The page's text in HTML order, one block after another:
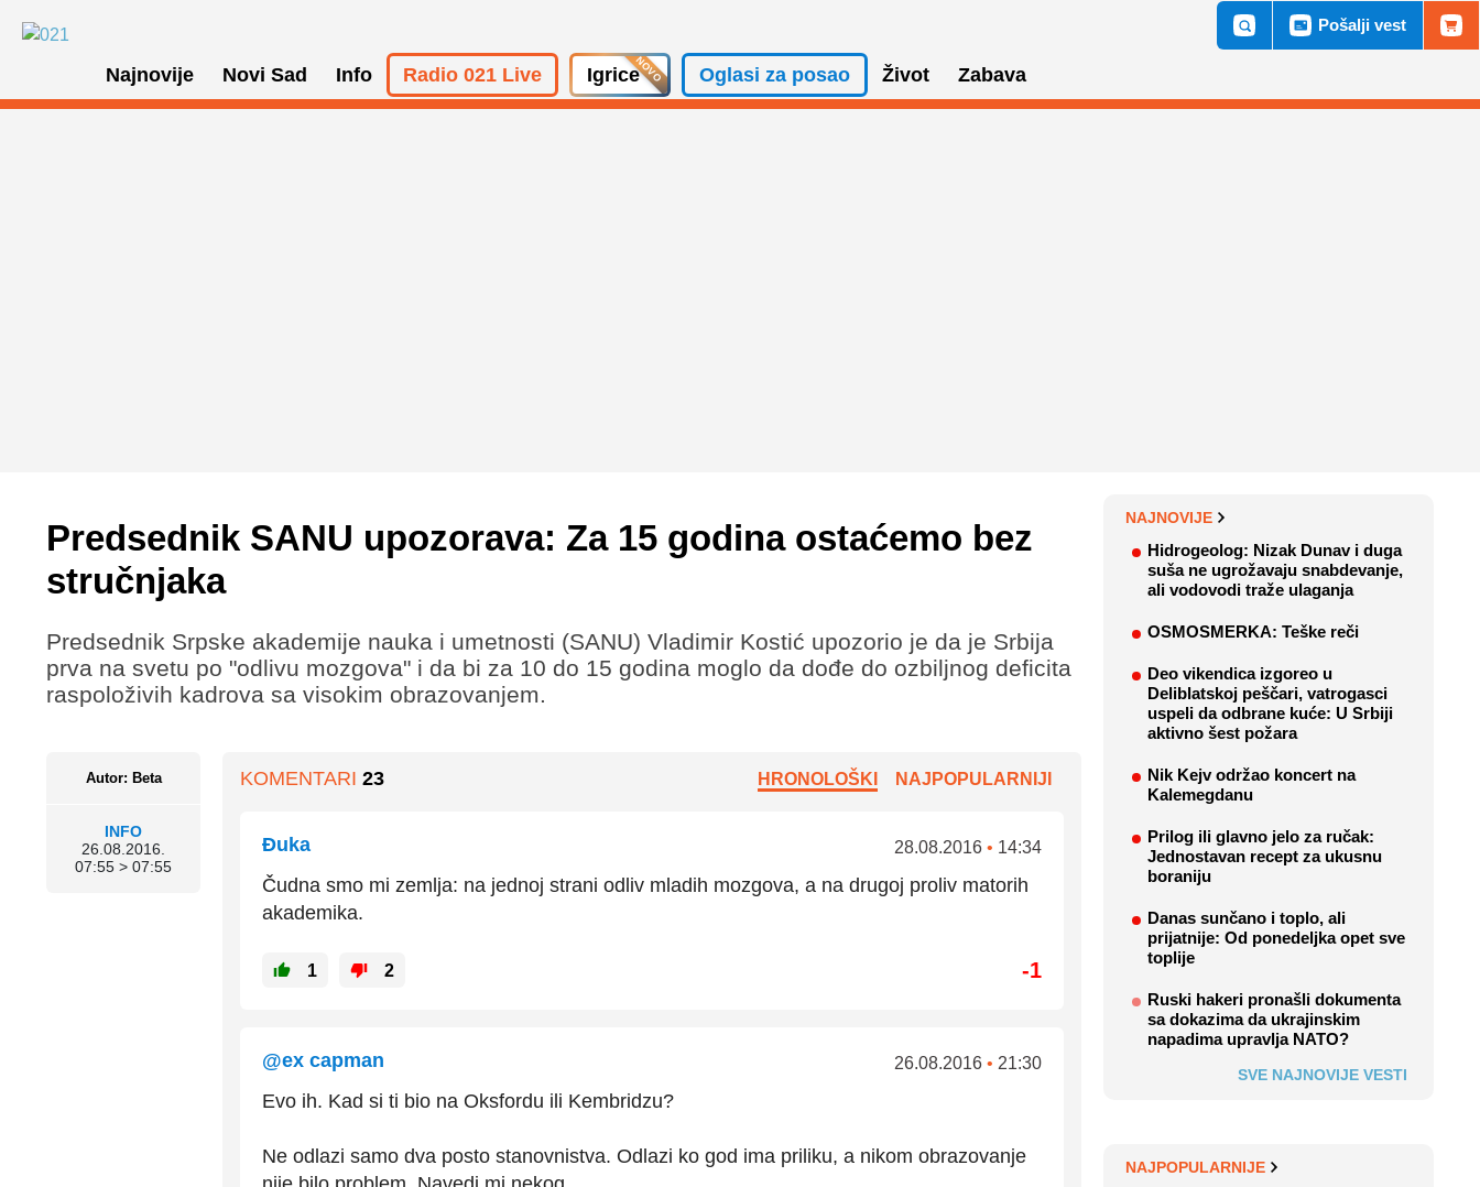
Najnovije Novi Sad Info Radio 021 Live Igrice Oglasi za posao Život Zabava
Pošalji vest
Predsednik SANU upozorava: Za 15 godina ostaćemo bez
stručnjaka
Autor: Beta
INFO
26.08.2016.
07:55 > 07:55
Predsednik Srpske akademije nauka i umetnosti (SANU) Vladimir Kostić upozorio je da je Srbija
prva na svetu po "odlivu mozgova" i da bi za 10 do 15 godina moglo da dođe do ozbiljnog deficita
raspoloživih kadrova sa visokim obrazovanjem.
KOMENTARI 23 HRONOLOŠKI NAJPOPULARNIJI
Đuka 28.08.2016 • 14:34
Čudna smo mi zemlja: na jednoj strani odliv mladih mozgova, a na drugoj proliv matorih
akademika.
1 2 -1
@ex capman 26.08.2016 • 21:30
Evo ih. Kad si ti bio na Oksfordu ili Kembridzu?
Ne odlazi samo dva posto stanovnistva. Odlazi ko god ima priliku, a nikom obrazovanje
NAJNOVIJE
Hidrogeolog: Nizak Dunav i duga
suša ne ugrožavaju snabdevanje,
ali vodovodi traže ulaganja
OSMOSMERKA: Teške reči
Deo vikendica izgoreo u
Deliblatskoj peščari, vatrogasci
uspeli da odbrane kuće: U Srbiji
aktivno šest požara
Nik Kejv održao koncert na
Kalemegdanu
Prilog ili glavno jelo za ručak:
Jednostavan recept za ukusnu
boraniju
Danas sunčano i toplo, ali
prijatnije: Od ponedeljka opet sve
toplije
Ruski hakeri pronašli dokumenta
sa dokazima da ukrajinskim
napadima upravlja NATO?
SVE NAJNOVIJE VESTI
NAJPOPULARNIJE